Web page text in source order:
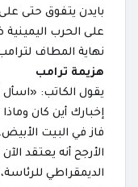
بايدن يتفوق حتى
على الحرب
نهاية المطاف
هزيمة ترامب
يقول الكاتب: «اسأل
إخبارك أين كان
فاز في البيت
الأرجح أنه يعتقد
الديمقراطي